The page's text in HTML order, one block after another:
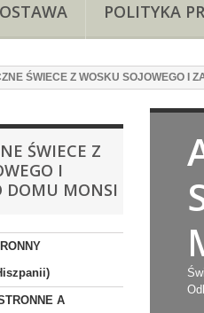
POLITYKA
ŚWIECE Z WOSKU SOJOWEGO I
ŚWIECE Z
I
DOMU MONSI
A